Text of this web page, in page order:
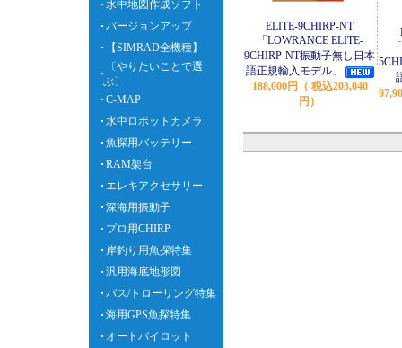
水中地図作成ソフト
バージョンアップ
【SIMRAD全機種】
〔やりたいことで選
ぶ〕
C-MAP
水中ロボットカメラ
魚探用バッテリー
RAM架台
エレキアクセサリー
深海用振動子
プロ用CHIRP
岸釣り用魚探特集
汎用海底地形図
バス/トローリング特集
海用GPS魚探特集
オートパイロット
ELITE-9CHIRP-NT
「LOWRANCE ELITE-
9CHIRP-NT振動子無し日本
語正規輸入モデル」
188,000円（ 税込203,040
円）